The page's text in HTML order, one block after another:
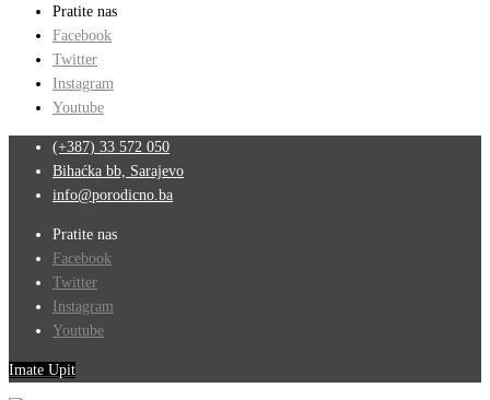
Pratite nas
Facebook
Twitter
Instagram
Youtube
(+387) 33 572 050
Bihaćka bb, Sarajevo
info@porodicno.ba
Pratite nas
Facebook
Twitter
Instagram
Youtube
Imate Upit